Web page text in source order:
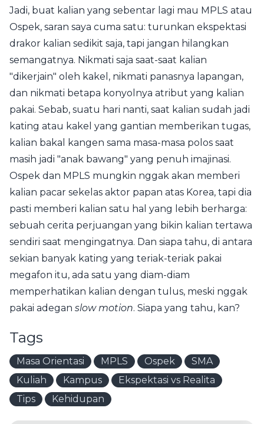
Jadi, buat kalian yang sebentar lagi mau MPLS atau
Ospek, saran saya cuma satu: turunkan ekspektasi
drakor kalian sedikit saja, tapi jangan hilangkan
semangatnya. Nikmati saja saat-saat kalian
"dikerjain" oleh kakel, nikmati panasnya lapangan,
dan nikmati betapa konyolnya atribut yang kalian
pakai. Sebab, suatu hari nanti, saat kalian sudah jadi
kating atau kakel yang gantian memberikan tugas,
kalian bakal kangen sama masa-masa polos saat
masih jadi "anak bawang" yang penuh imajinasi.
Ospek dan MPLS mungkin nggak akan memberi
kalian pacar sekelas aktor papan atas Korea, tapi dia
pasti memberi kalian satu hal yang lebih berharga:
sebuah cerita perjuangan yang bikin kalian tertawa
sendiri saat mengingatnya. Dan siapa tahu, di antara
sekian banyak kating yang teriak-teriak pakai
megafon itu, ada satu yang diam-diam
memperhatikan kalian dengan tulus, meski nggak
pakai adegan slow motion. Siapa yang tahu, kan?
Tags
Masa Orientasi MPLS Ospek
SMA
Kuliah
Kampus
Ekspektasi vs Realita
Tips
Kehidupan